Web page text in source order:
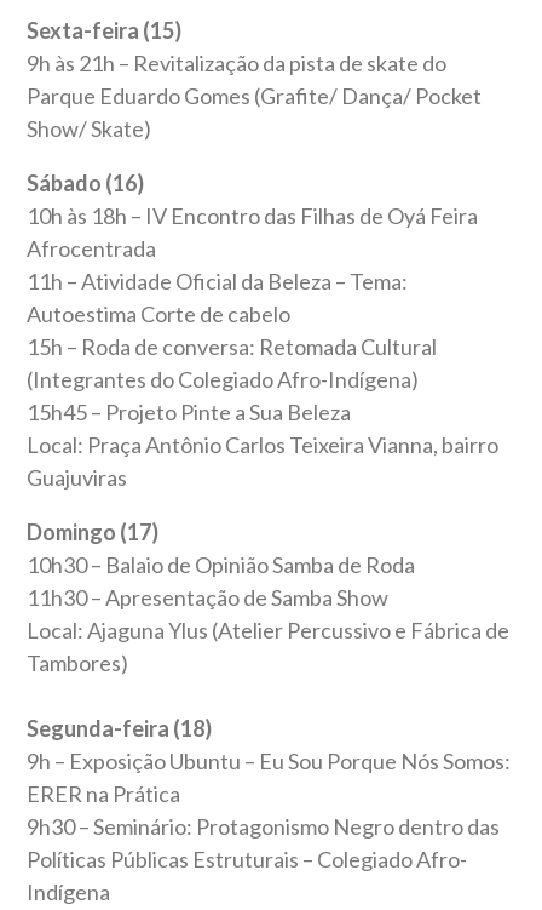
Sexta-feira (15)
9h às 21h – Revitalização da pista de skate do
Parque Eduardo Gomes (Grafite/ Dança/ Pocket
Show/ Skate)
Sábado (16)
10h às 18h – IV Encontro das Filhas de Oyá Feira
Afrocentrada
11h – Atividade Oficial da Beleza – Tema:
Autoestima Corte de cabelo
15h – Roda de conversa: Retomada Cultural
(Integrantes do Colegiado Afro-Indígena)
15h45 – Projeto Pinte a Sua Beleza
Local: Praça Antônio Carlos Teixeira Vianna, bairro
Guajuviras
Domingo (17)
10h30 – Balaio de Opinião Samba de Roda
11h30 – Apresentação de Samba Show
Local: Ajaguna Ylus (Atelier Percussivo e Fábrica de
Tambores)
Segunda-feira (18)
9h – Exposição Ubuntu – Eu Sou Porque Nós Somos:
ERER na Prática
9h30 – Seminário: Protagonismo Negro dentro das
Políticas Públicas Estruturais – Colegiado Afro-
Indígena